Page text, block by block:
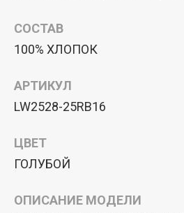
АРТИКУЛ
LW2528-25RB16
ЦВЕТ
ГОЛУБОЙ
ОПИСАНИЕ МОДЕЛИ
СОСТАВ
100% ХЛОПОК